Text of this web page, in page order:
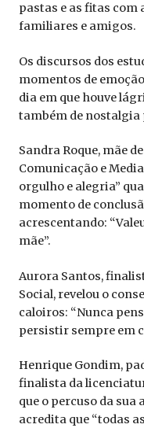
pastas e as fitas com
familiares e amigos.
Os discursos dos
momentos de
dia em que houve
também de
Sandra Roque, mãe
Comunicação e
orgulho e alegria”
momento de
acrescentando:
mãe”.
Aurora Santos,
Social, revelou o
caloiros: “Nunca
persistir sempre em
Henrique Gondim,
finalista da
que o percuso da
acredita que “todas